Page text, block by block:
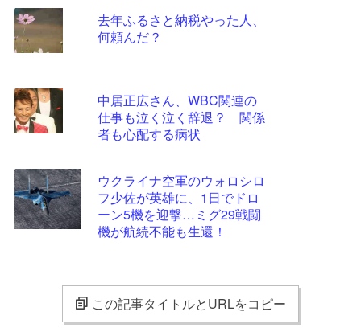
去年ふるさと納税やった人、
何頼んだ？
中居正広さん、WBC関連の
仕事も泣く泣く辞退？ 関係
者も心配する病状
ウクライナ空軍のウォロシロ
フ少佐が英雄に、1日でドロ
ーン5機を迎撃…ミグ29戦闘
機が航続不能も生還！
この記事タイトルとURLをコピー